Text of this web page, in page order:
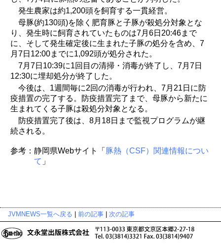
発生農家は約1,200頭を飼育する一貫経営。
母豚(約130頭)を除く肥育豚と子豚が殺処分対象とな
り、発生時に飼育されていたものは7月6日20:46まで
に、そして発生確定後に生まれた子豚の処分を含め、7
月7日12:00までに1,092頭が処分された。
7月7日10:39に1回目の清掃・消毒が終了し、7月7日
12:30に埋却処分が終了した。
今後は、1週間毎に2回の消毒が行われ、7月21日に防
疫措置の完了する。防疫措置完了まで、母豚から新たに
生まれてくる子豚は殺処分対象となる。
防疫措置完了後は、8月18日まで監視プログラムが継
続される。
参考：静岡県Webサイト「 豚熱（CSF）関連情報につい
て 」
JVMNEWS一覧へ戻る 前の記事 次の記事